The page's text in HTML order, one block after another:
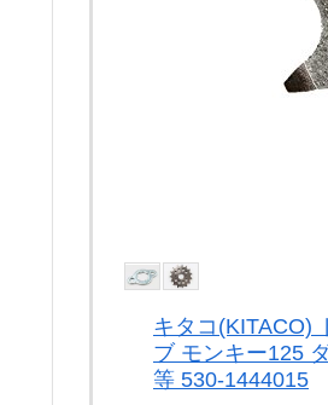
キタコ(KITACO)
ブ モンキー125
等 530-1444015